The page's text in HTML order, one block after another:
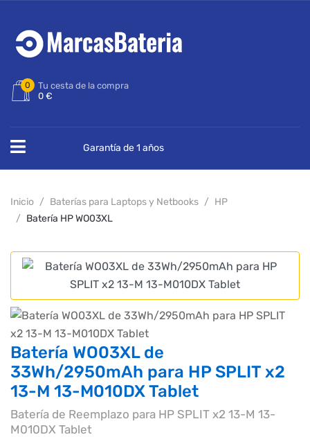
0
Tu cesta de la compra
0 €
Garantía de 1 años
Inicio Baterías para Laptops y Netbooks
HP
Batería HP WO03XL
Batería WO03XL de
33Wh/2950mAh para HP SPLIT x2
13-M 13-M010DX Tablet
Batería de Reemplazo para HP SPLIT x2 13-M 13-
M010DX Tablet